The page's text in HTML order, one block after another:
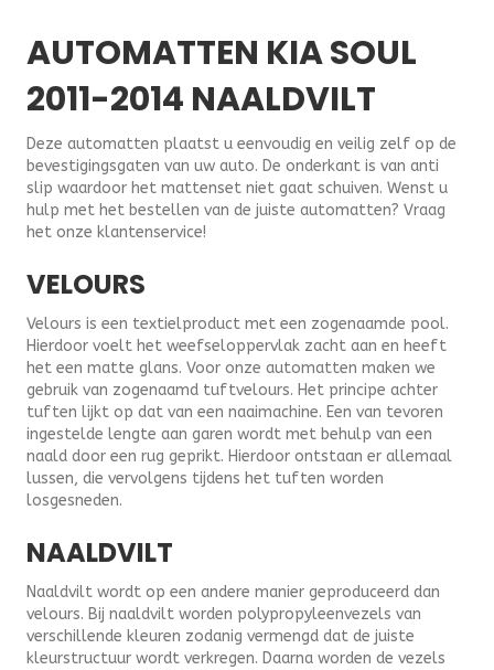
AUTOMATTEN KIA SOUL
2011-2014 NAALDVILT
Deze automatten plaatst u eenvoudig en veilig zelf op de
bevestigingsgaten van uw auto. De onderkant is van anti
slip waardoor het mattenset niet gaat schuiven. Wenst u
hulp met het bestellen van de juiste automatten? Vraag
het onze klantenservice!
VELOURS
Velours is een textielproduct met een zogenaamde pool.
Hierdoor voelt het weefseloppervlak zacht aan en heeft
het een matte glans. Voor onze automatten maken we
gebruik van zogenaamd tuftvelours. Het principe achter
tuften lijkt op dat van een naaimachine. Een van tevoren
ingestelde lengte aan garen wordt met behulp van een
naald door een rug geprikt. Hierdoor ontstaan er allemaal
lussen, die vervolgens tijdens het tuften worden
losgesneden.
NAALDVILT
Naaldvilt wordt op een andere manier geproduceerd dan
velours. Bij naaldvilt worden polypropyleenvezels van
verschillende kleuren zodanig vermengd dat de juiste
kleurstructuur wordt verkregen. Daarna worden de vezels